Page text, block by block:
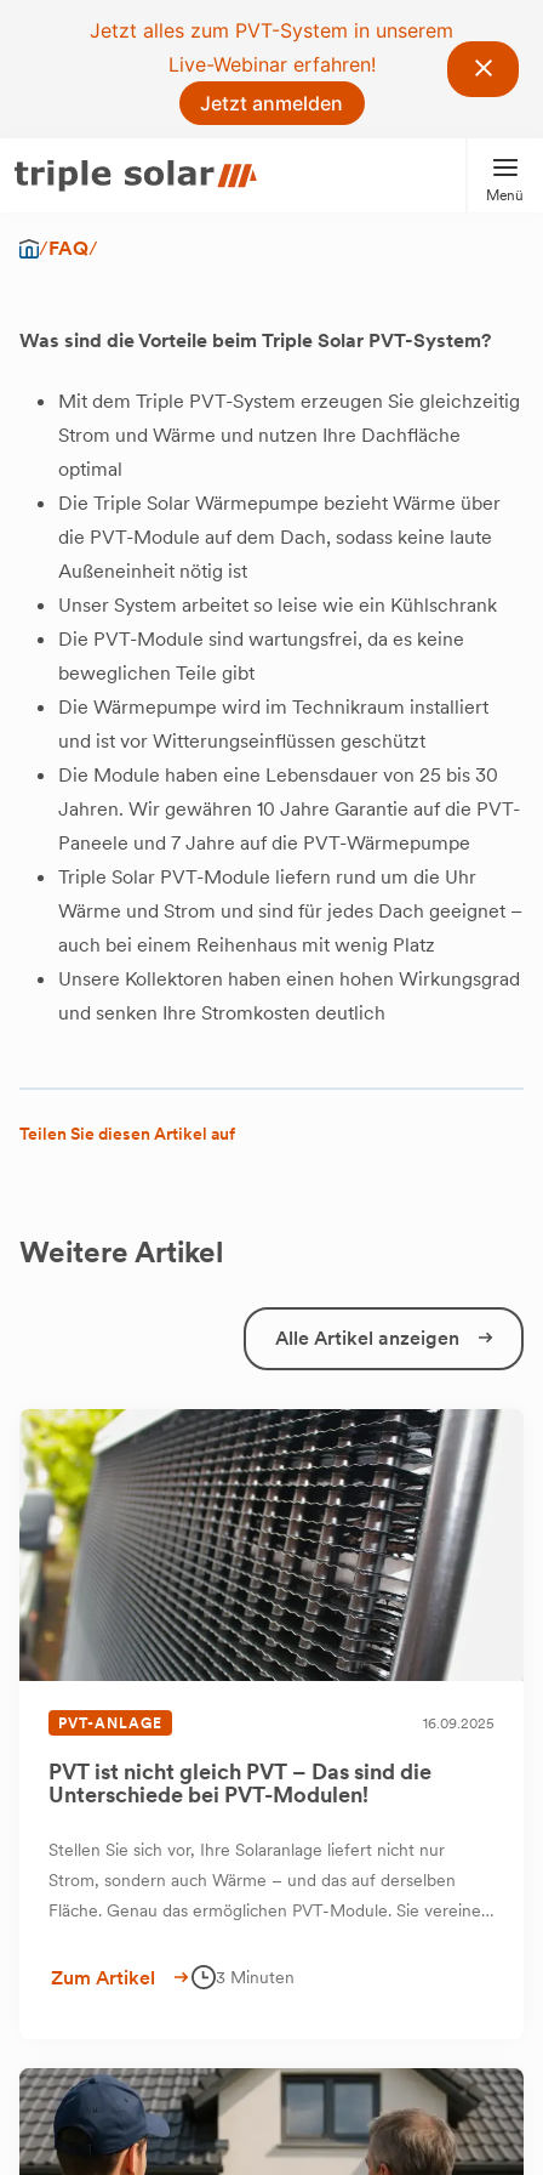
Jetzt alles zum PVT-System in unserem
Live-Webinar erfahren!
Jetzt anmelden
Menü
/FAQ/
Was sind die Vorteile beim Triple Solar PVT-System?
Mit dem Triple PVT-System erzeugen Sie gleichzeitig
Strom und Wärme und nutzen Ihre Dachfläche
optimal
Die Triple Solar Wärmepumpe bezieht Wärme über
die PVT-Module auf dem Dach, sodass keine laute
Außeneinheit nötig ist
Unser System arbeitet so leise wie ein Kühlschrank
Die PVT-Module sind wartungsfrei, da es keine
beweglichen Teile gibt
Die Wärmepumpe wird im Technikraum installiert
und ist vor Witterungseinflüssen geschützt
Die Module haben eine Lebensdauer von 25 bis 30
Jahren. Wir gewähren 10 Jahre Garantie auf die PVT-
Paneele und 7 Jahre auf die PVT-Wärmepumpe
Triple Solar PVT-Module liefern rund um die Uhr
Wärme und Strom und sind für jedes Dach geeignet –
auch bei einem Reihenhaus mit wenig Platz
Unsere Kollektoren haben einen hohen Wirkungsgrad
und senken Ihre Stromkosten deutlich
Teilen Sie diesen Artikel auf
Weitere Artikel
Alle Artikel anzeigen
PVT-ANLAGE 16.09.2025
PVT ist nicht gleich PVT – Das sind die
Unterschiede bei PVT-Modulen!
Stellen Sie sich vor, Ihre Solaranlage liefert nicht nur
Strom, sondern auch Wärme – und das auf derselben
Fläche. Genau das ermöglichen PVT-Module. Sie vereinen
Modul.
Zum Artikel 3 Minuten